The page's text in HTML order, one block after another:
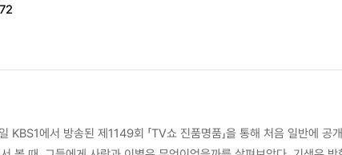
에서 방송된 제1149회 「TV쇼 진품명품」을 통해 처음 일반에